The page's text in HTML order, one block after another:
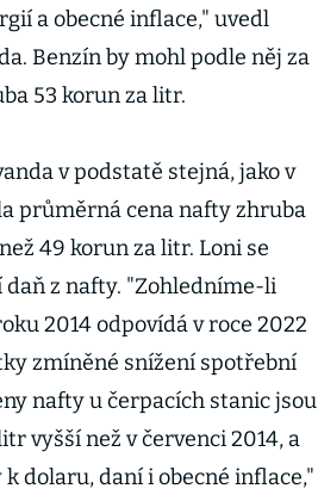
a obecné inflace," uvedl
Benzín by mohl podle něj za
53 korun za litr.
v podstatě stejná, jako v
průměrná cena nafty zhruba
49 korun za litr. Loni se
z nafty. "Zohledníme-li
2014 odpovídá v roce 2022
zmíněné snížení spotřební
nafty u čerpacích stanic jsou
vyšší než v červenci 2014, a
dolaru, daní i obecné inflace,"